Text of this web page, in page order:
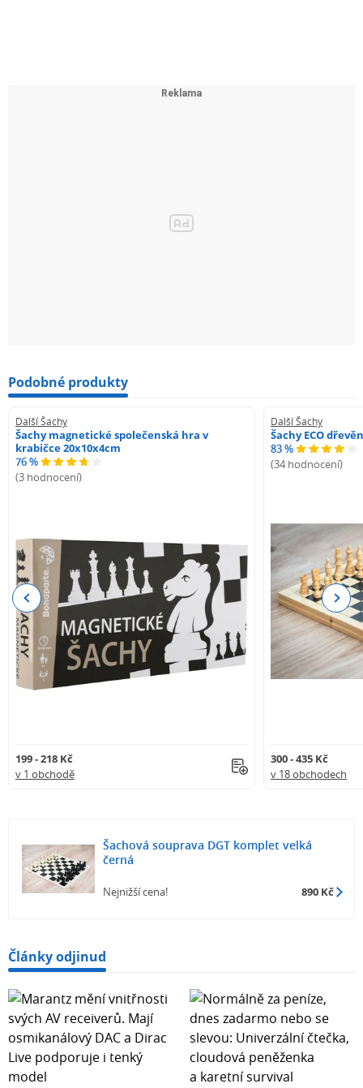
Podobné produkty
Další Šachy
Šachy magnetické společenská hra v
krabičce 20x10x4cm
76 %
(3 hodnocení)
199 - 218 Kč
v 1 obchodě
Další Šachy
Šachy ECO
83 %
(34 hodnocení)
300 - 435 Kč
v 18 obchodech
Previous Next
Šachová souprava DGT komplet velká
černá
Nejnižší cena! 890 Kč
Články odjinud